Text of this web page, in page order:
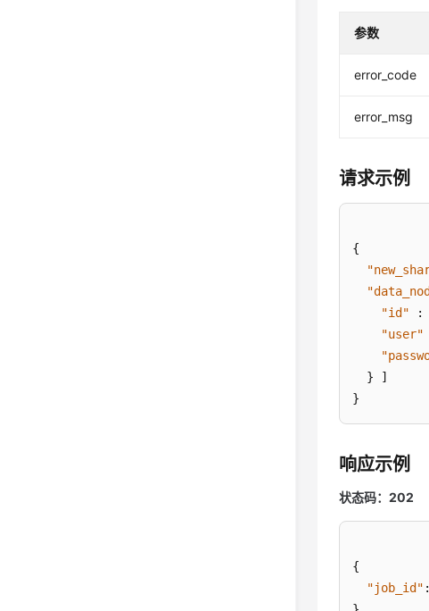
参数
error_code
error_msg
请求示例
{
"id"
:
"user"
}
]
}
响应示例
状态码：202
{
"job_id" :